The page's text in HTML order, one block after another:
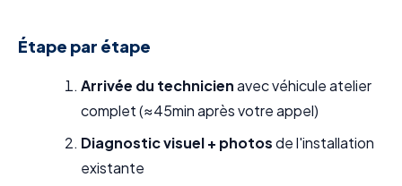
Étape par étape
Arrivée du technicienavec véhicule atelier
complet (≈45min après votre appel)
Diagnostic visuel + photosde l'installation
existante